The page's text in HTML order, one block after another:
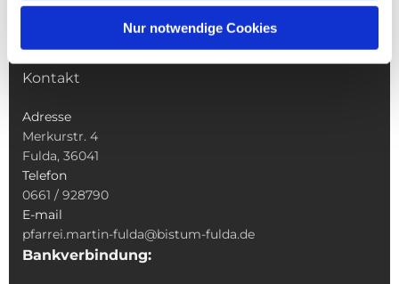
Nur notwendige Cookies
Veranstaltungen & Angebote
Kindertagesstätte St. Andreas
Kontakt
Adresse
Merkurstr. 4
Fulda, 36041
Telefon
0661 / 928790
E-mail
pfarrei.martin-fulda@bistum-fulda.de
Bankverbindung: